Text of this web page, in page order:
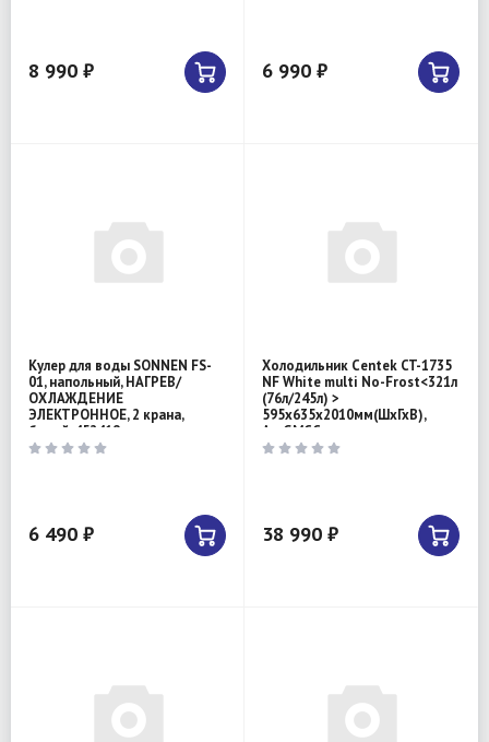
8 990 ₽ 6 990 ₽
Кулер для воды SONNEN FS-
01, напольный, НАГРЕВ/
ОХЛАЖДЕНИЕ
ЭЛЕКТРОННОЕ, 2 крана,
белый, 452419
6 490 ₽
Холодильник Centek CT-1735
NF White multi No-Frost<321л
(76л/245л) >
595х635х2010мм(ШхГхВ),
А+,GMCC
38 990 ₽